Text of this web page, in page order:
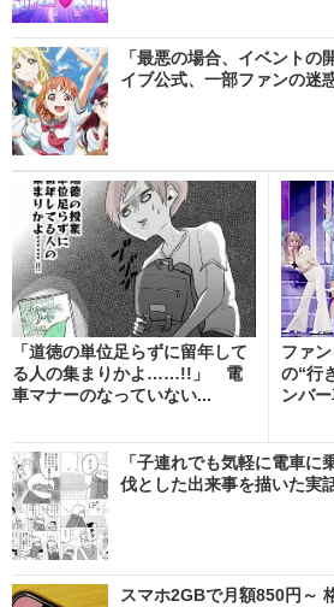
「最悪の場合、イベント
イブ公式、一部ファンの迷
「道徳の単位足らずに留年して
る人の集まりかよ……!!」 電
車マナーのなっていない...
ファ
の“行
ンバ
「子連れでも気軽に電車
伐とした出来事を描いた実
スマホ2GBで月額850円～